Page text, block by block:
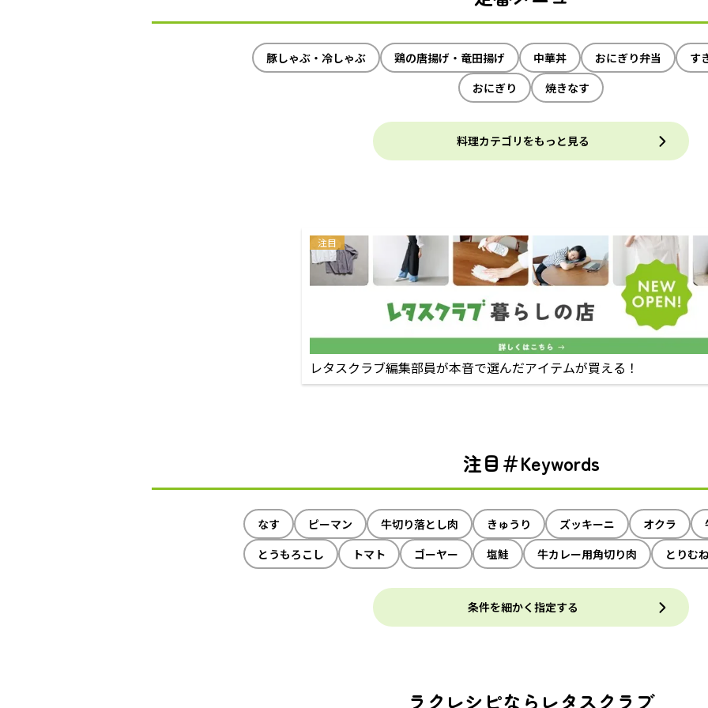
豚しゃぶ・冷しゃぶ 鶏の唐揚げ・竜田揚げ 中華丼 おにぎり弁当
す
おにぎり
焼きなす
料理カテゴリをもっと見る
注目
レタスクラブ編集部員が本音で選んだアイテムが買える！
注目＃Keywords
なす ピーマン 牛切り落とし肉 きゅうり ズッキーニ オクラ
とうもろこし
トマト ゴーヤー 塩鮭 牛カレー用角切り肉 とりむ
条件を細かく指定する
ラクレシピならレタスクラブ